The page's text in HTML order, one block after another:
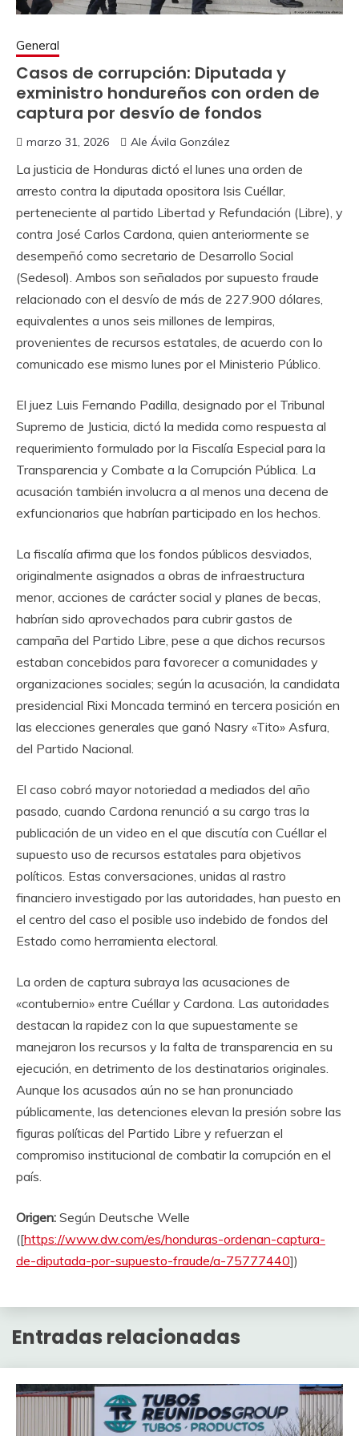
General
Casos de corrupción: Diputada y
exministro hondureños con orden de
captura por desvío de fondos
marzo 31, 2026 Ale Ávila González
La justicia de Honduras dictó el lunes una orden de
arresto contra la diputada opositora Isis Cuéllar,
perteneciente al partido Libertad y Refundación (Libre), y
contra José Carlos Cardona, quien anteriormente se
desempeñó como secretario de Desarrollo Social
(Sedesol). Ambos son señalados por supuesto fraude
relacionado con el desvío de más de 227.900 dólares,
equivalentes a unos seis millones de lempiras,
provenientes de recursos estatales, de acuerdo con lo
comunicado ese mismo lunes por el Ministerio Público.
El juez Luis Fernando Padilla, designado por el Tribunal
Supremo de Justicia, dictó la medida como respuesta al
requerimiento formulado por la Fiscalía Especial para la
Transparencia y Combate a la Corrupción Pública. La
acusación también involucra a al menos una decena de
exfuncionarios que habrían participado en los hechos.
La fiscalía afirma que los fondos públicos desviados,
originalmente asignados a obras de infraestructura
menor, acciones de carácter social y planes de becas,
habrían sido aprovechados para cubrir gastos de
campaña del Partido Libre, pese a que dichos recursos
estaban concebidos para favorecer a comunidades y
organizaciones sociales; según la acusación, la candidata
presidencial Rixi Moncada terminó en tercera posición en
las elecciones generales que ganó Nasry «Tito» Asfura,
del Partido Nacional.
El caso cobró mayor notoriedad a mediados del año
pasado, cuando Cardona renunció a su cargo tras la
publicación de un video en el que discutía con Cuéllar el
supuesto uso de recursos estatales para objetivos
políticos. Estas conversaciones, unidas al rastro
financiero investigado por las autoridades, han puesto en
el centro del caso el posible uso indebido de fondos del
Estado como herramienta electoral.
La orden de captura subraya las acusaciones de
«contubernio» entre Cuéllar y Cardona. Las autoridades
destacan la rapidez con la que supuestamente se
manejaron los recursos y la falta de transparencia en su
ejecución, en detrimento de los destinatarios originales.
Aunque los acusados aún no se han pronunciado
públicamente, las detenciones elevan la presión sobre las
figuras políticas del Partido Libre y refuerzan el
compromiso institucional de combatir la corrupción en el
país.
Origen: Según Deutsche Welle
([https://www.dw.com/es/honduras-ordenan-captura-
de-diputada-por-supuesto-fraude/a-75777440])
Entradas relacionadas